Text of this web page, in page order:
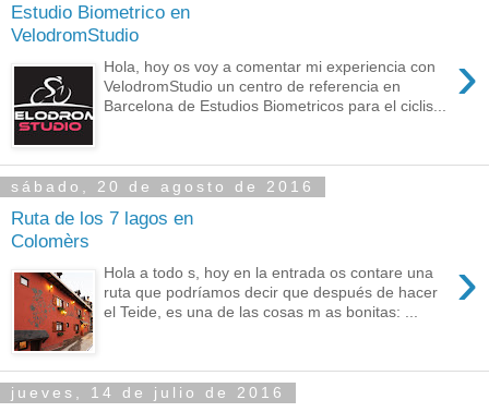
Estudio Biometrico en
VelodromStudio
›
Hola, hoy os voy a comentar mi experiencia con
VelodromStudio un centro de referencia en
Barcelona de Estudios Biometricos para el ciclis...
sábado, 20 de agosto de 2016
Ruta de los 7 lagos en
Colomèrs
›
Hola a todo s, hoy en la entrada os contare una
ruta que podríamos decir que después de hacer
el Teide, es una de las cosas m as bonitas: ...
jueves, 14 de julio de 2016